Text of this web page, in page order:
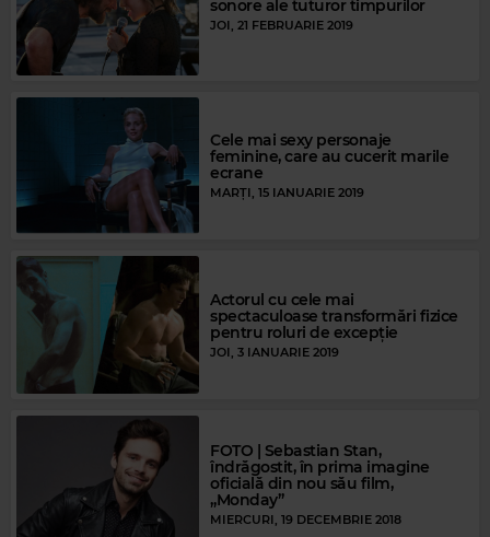
sonore ale tuturor timpurilor
JOI, 21 FEBRUARIE 2019
Cele mai sexy personaje
feminine, care au cucerit marile
ecrane
MARȚI, 15 IANUARIE 2019
Actorul cu cele mai
spectaculoase transformări fizice
pentru roluri de excepție
JOI, 3 IANUARIE 2019
FOTO | Sebastian Stan,
îndrăgostit, în prima imagine
oficială din nou său film,
„Monday”
MIERCURI, 19 DECEMBRIE 2018